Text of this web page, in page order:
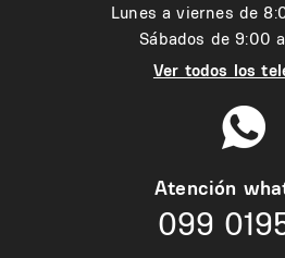
Lunes a viernes de
Sábados de 9:00
Ver todos los
Atención
099